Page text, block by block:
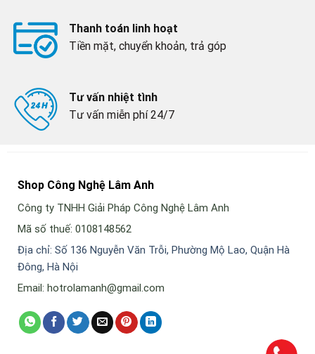
Thanh toán linh hoạt
Tiền mặt, chuyển khoản, trả góp
Tư vấn nhiệt tình
Tư vấn miễn phí 24/7
Shop Công Nghệ Lâm Anh
Công ty TNHH Giải Pháp Công Nghệ Lâm Anh
Mã số thuế: 0108148562
Địa chỉ: Số 136 Nguyễn Văn Trỗi, Phường Mộ Lao, Quận Hà
Đông, Hà Nội
Email: hotrolamanh@gmail.com